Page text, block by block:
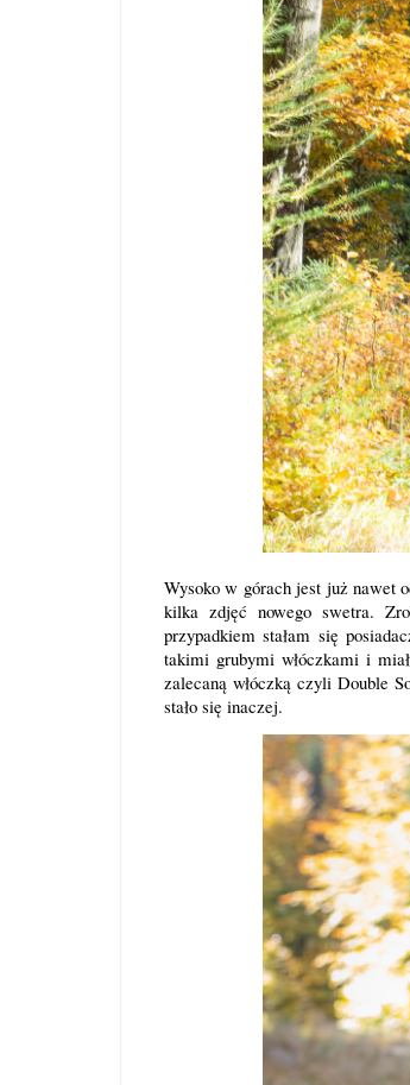
Wysoko w górach jest już nawet
kilka zdjęć nowego swetra.
przypadkiem stałam się
takimi grubymi włóczkami i
zalecaną włóczką czyli Double
stało się inaczej.